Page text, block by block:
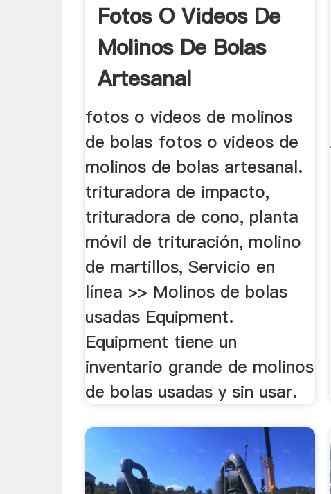
Fotos O Videos De
Molinos De Bolas
Artesanal
fotos o videos de molinos
de bolas fotos o videos de
molinos de bolas artesanal.
trituradora de impacto,
trituradora de cono, planta
móvil de trituración, molino
de martillos, Servicio en
línea >> Molinos de bolas
usadas Equipment.
Equipment tiene un
inventario grande de molinos
de bolas usadas y sin usar.